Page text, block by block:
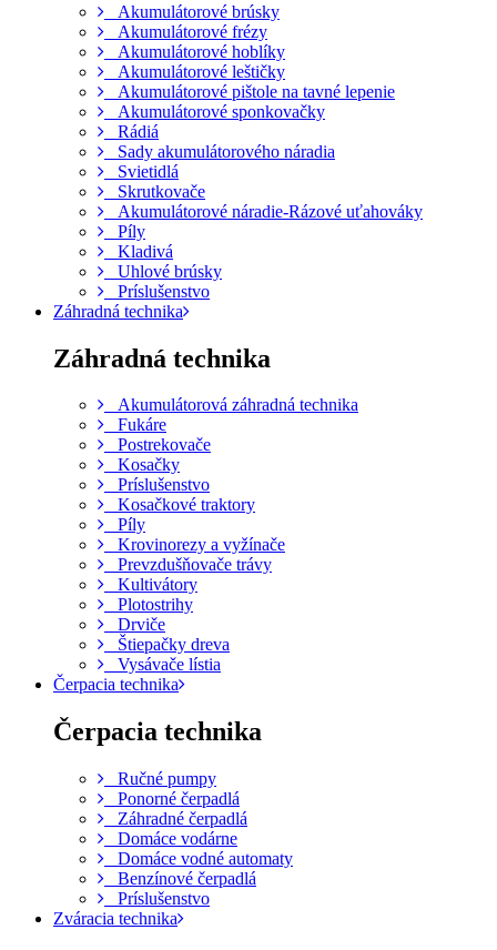
Akumulátorové brúsky
Akumulátorové frézy
Akumulátorové hoblíky
Akumulátorové leštičky
Akumulátorové pištole na tavné lepenie
Akumulátorové sponkovačky
Rádiá
Sady akumulátorového náradia
Svietidlá
Skrutkovače
Akumulátorové náradie-Rázové uťahováky
Píly
Kladivá
Uhlové brúsky
Príslušenstvo
Záhradná technika
Záhradná technika
Akumulátorová záhradná technika
Fukáre
Postrekovače
Kosačky
Príslušenstvo
Kosačkové traktory
Píly
Krovinorezy a vyžínače
Prevzdušňovače trávy
Kultivátory
Plotostrihy
Drviče
Štiepačky dreva
Vysávače lístia
Čerpacia technika
Čerpacia technika
Ručné pumpy
Ponorné čerpadlá
Záhradné čerpadlá
Domáce vodárne
Domáce vodné automaty
Benzínové čerpadlá
Príslušenstvo
Zváracia technika